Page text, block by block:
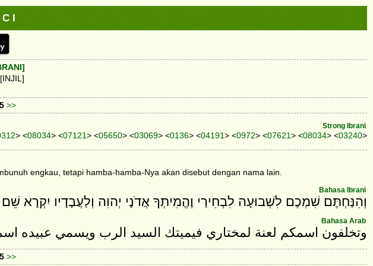
I
[INJIL]
>>
Strong Ibrani
> <08034> <07121> <05650> <03069> <0136> <04191> <0972> <07621> <08034> <03240>
engkau, tetapi hamba-hamba-Nya akan disebut dengan nama lain.
Bahasa Ibrani
וְהִנַּחְתֶּם שִׁמְכֶם לִשְׁבוּעָה לִבְחִירַי וֶהֱמִיתְךָ אֲדֹנָי יְהוִה וְלַעֲבָדָיו יִקְרָא שֵׁם
Bahasa Arab
وتخلفون اسمكم لعنة لمختاري فيميتك السيد الرب ويسمي عبيده
>>